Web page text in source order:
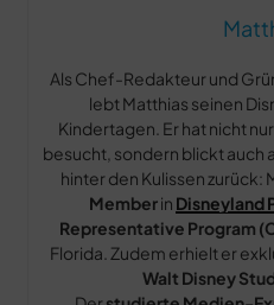
Als Chef-Redakteur und
lebt Matthias seinen
Kindertagen. Er hat nicht
besucht, sondern blickt auch
hinter den Kulissen zurück:
Memberin Disneyland
Representative Program
Florida. Zudem erhielt er
Walt Disney